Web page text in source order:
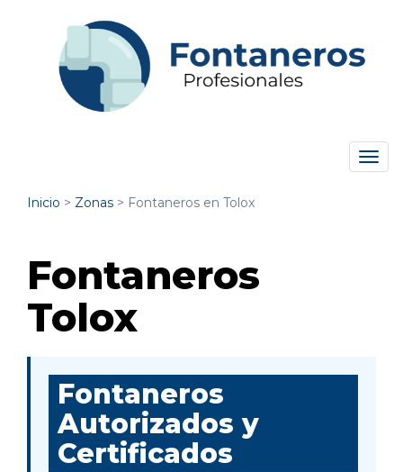
Inicio > Zonas > Fontaneros en Tolox
Fontaneros
Tolox
Fontaneros
Autorizados y
Certificados